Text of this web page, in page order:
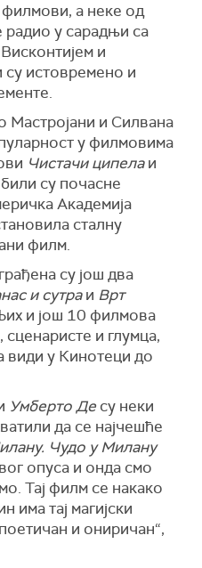
а неке од
радио у сарадњи са
и
су истовремено и
и Силвана
у филмовима
Чистачи ципелаи
су почасне
Академија
сталну
филм.
су још два
и сутраи Врт
и још 10 филмова
сценаристе и глумца,
види у Кинотеци до
Умберто Десу неки
да се најчешће
Чудо у Милану
опуса и онда смо
Тај филм се накако
има тај магијски
и ониричан“,